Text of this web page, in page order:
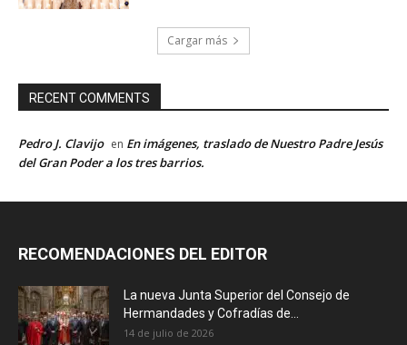
Cargar más
RECENT COMMENTS
Pedro J. Clavijo en En imágenes, traslado de Nuestro Padre Jesús
del Gran Poder a los tres barrios.
RECOMENDACIONES DEL EDITOR
La nueva Junta Superior del Consejo de
Hermandades y Cofradías de...
14 de julio de 2026